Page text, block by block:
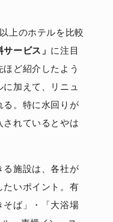
上のホテルを比較
サービス」 に注目
ど紹介したよう
に加えて、リニュ
る。特に水回りが
されているとやは
る施設は、各社が
たいポイント。有
そば」・「大浴場